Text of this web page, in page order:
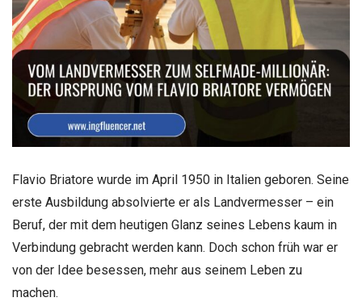
Flavio Briatore wurde im April 1950 in Italien geboren. Seine
erste Ausbildung absolvierte er als Landvermesser – ein
Beruf, der mit dem heutigen Glanz seines Lebens kaum in
Verbindung gebracht werden kann. Doch schon früh war er
von der Idee besessen, mehr aus seinem Leben zu
machen.